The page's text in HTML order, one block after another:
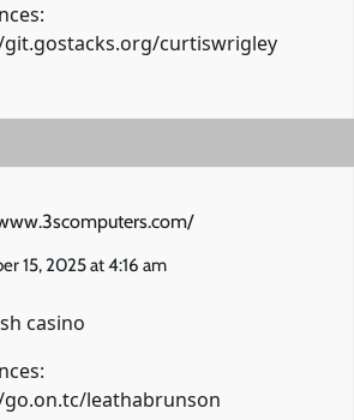
curtiswrigley
15, 2025 at 4:16 am
casino
leathabrunson